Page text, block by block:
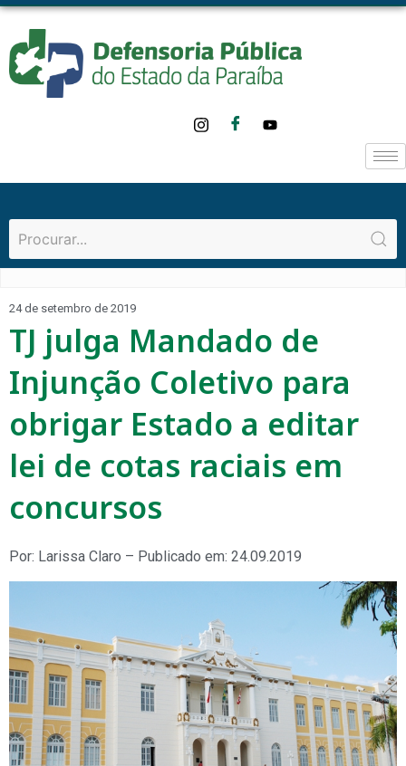
24 de setembro de 2019
TJ julga Mandado de
Injunção Coletivo para
obrigar Estado a editar
lei de cotas raciais em
concursos
Por: Larissa Claro – Publicado em: 24.09.2019